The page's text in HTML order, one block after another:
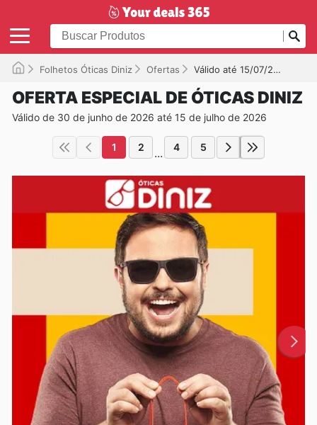
Folhetos Óticas Diniz Ofertas Válido até 15/07/2026
OFERTA ESPECIAL DE ÓTICAS DINIZ
Válido de 30 de junho de 2026 até 15 de julho de 2026
1 2 ... 4 5